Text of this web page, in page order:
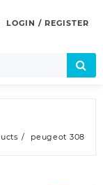
LOGIN / REGISTER
peugeot 308